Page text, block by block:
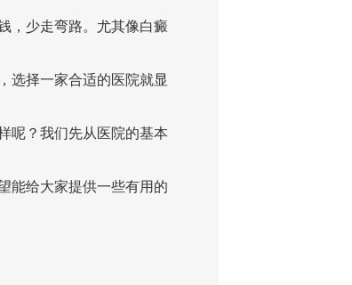
，少走弯路。尤其像白癜
选择一家合适的医院就显
呢？我们先从医院的基本
能给大家提供一些有用的